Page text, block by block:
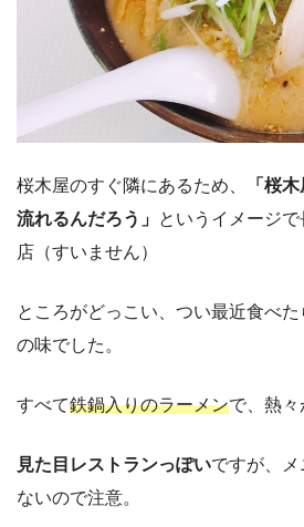
桜木屋のすぐ隣にあるため、
「桜
流れるんだろう」 というイメージ
店（すいません）
ところがどっこい、つい最近食べ
の味でした。
すべて鉄鍋入りのラーメンで、熱々
見た目レストランっぽいですが、
ないので注意。